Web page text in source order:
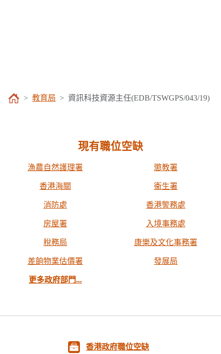
教育局 資訊科技資源主任(EDB/TSWGPS/043/19)
現有職位空缺
漁農自然護理署 懲教署
香港海關 衞生署
消防處 香港警務處
房屋署 入境事務處
稅務局 康樂及文化事務署
差餉物業估價署 發展局
更多政府部門...
香港政府職位空缺